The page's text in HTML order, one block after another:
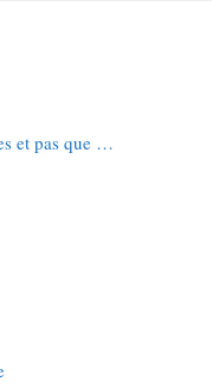
et pas que …